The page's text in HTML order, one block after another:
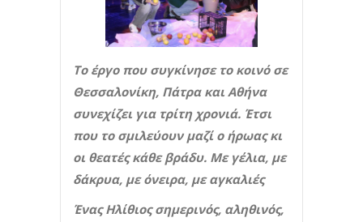
Το έργο που συγκίνησε το κοινό σε
Θεσσαλονίκη, Πάτρα και Αθήνα
συνεχίζει για τρίτη χρονιά. Έτσι
που το σμιλεύουν μαζί ο ήρωας κι
οι θεατές κάθε βράδυ. Με γέλια, με
δάκρυα, με όνειρα, με αγκαλιές
Ένας Ηλίθιος σημερινός, αληθινός,